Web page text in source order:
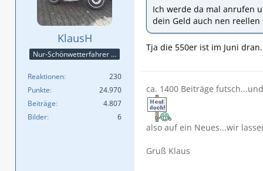
KlausH
Nur-Schönwetterfahrer !!! 😎😎😎
Reaktionen
230
Punkte
24.970
Beiträge
4.807
Bilder
6
Ich werde da mal anrufen
dein Geld auch nen
Tja die 550er ist im Juni
ca. 1400 Beiträge
also auf ein Neues...wir
Gruß Klaus